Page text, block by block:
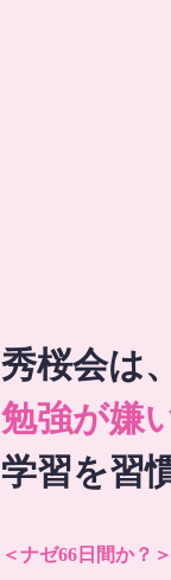
秀桜会は
勉強が嫌
学習を習
＜ナゼ66日間か？＞